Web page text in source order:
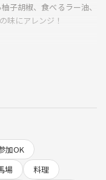
子胡椒、食べるラー油、
味にアレンジ！
しめます♪
加OK
場
料理